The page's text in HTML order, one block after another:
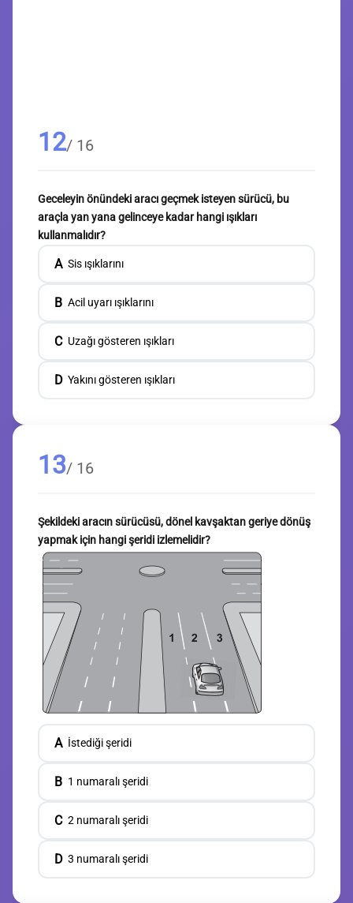
12/ 16
Geceleyin önündeki aracı geçmek isteyen sürücü, bu
araçla yan yana gelinceye kadar hangi ışıkları
kullanmalıdır?
A Sis ışıklarını
B Acil uyarı ışıklarını
C Uzağı gösteren ışıkları
D Yakını gösteren ışıkları
13/ 16
Şekildeki aracın sürücüsü, dönel kavşaktan geriye dönüş
yapmak için hangi şeridi izlemelidir?
A İstediği şeridi
B 1 numaralı şeridi
C 2 numaralı şeridi
D 3 numaralı şeridi